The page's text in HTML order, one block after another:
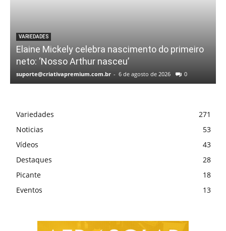
VARIEDADES
Elaine Mickely celebra nascimento do primeiro
neto: ‘Nosso Arthur nasceu’
suporte@criativapremium.com.br - 6 de agosto de 2026 0
Variedades
271
Noticias
53
Vídeos
43
Destaques
28
Picante
18
Eventos
13